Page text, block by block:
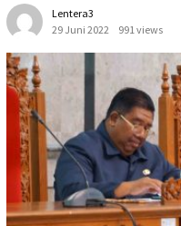
Lentera3
29 Juni 2022
991 views